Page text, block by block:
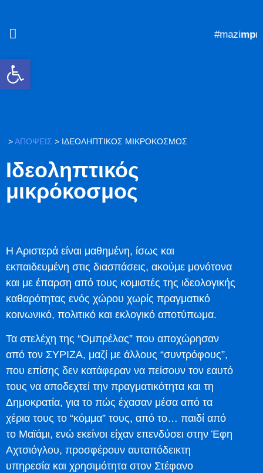
Ανοίξτε τη γραμμή εργαλείων
#mazi
>ΑΠΟΨΕΙΣ > ΙΔΕΟΛΗΠΤΙΚΌΣ ΜΙΚΡΌΚΟΣΜΟΣ
Ιδεοληπτικός
μικρόκοσμος
Η Αριστερά είναι μαθημένη, ίσως και
εκπαιδευμένη στις διασπάσεις, ακούμε μονότονα
και με έπαρση από τους κομιστές της ιδεολογικής
καθαρότητας ενός χώρου χωρίς πραγματικό
κοινωνικό, πολιτικό και εκλογικό αποτύπωμα.
Τα στελέχη της “Ομπρέλας” που αποχώρησαν
από τον ΣΥΡΙΖΑ, μαζί με άλλους “συντρόφους”,
που επίσης δεν κατάφεραν να πείσουν τον εαυτό
τους να αποδεχτεί την πραγματικότητα και τη
Δημοκρατία, για το πώς έχασαν μέσα από τα
χέρια τους το “κόμμα” τους, από το… παιδί από
το Μαϊάμι, ενώ εκείνοι είχαν επενδύσει στην Έφη
Αχτσιόγλου, προσφέρουν αυταπόδεικτη
υπηρεσία και χρησιμότητα στον Στέφανο